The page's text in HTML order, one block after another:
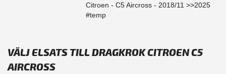
Citroen - C5 Aircross - 2018/11 >>2025
#temp
VÄLJ ELSATS TILL DRAGKROK CITROEN C5
AIRCROSS